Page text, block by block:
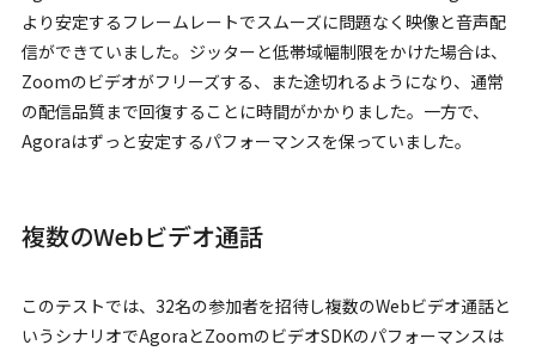
より安定するフレームレートでスムーズに問題なく映像と音声配
信ができていました。ジッターと低帯域幅制限をかけた場合は、
Zoomのビデオがフリーズする、また途切れるようになり、通常
の配信品質まで回復することに時間がかかりました。一方で、
Agoraはずっと安定するパフォーマンスを保っていました。
複数のWebビデオ通話
このテストでは、32名の参加者を招待し複数のWebビデオ通話と
いうシナリオでAgoraとZoomのビデオSDKのパフォーマンスは